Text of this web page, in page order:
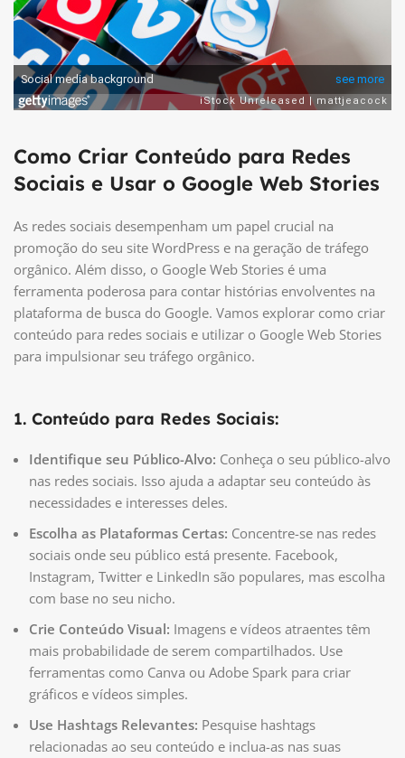
Como Criar Conteúdo para Redes
Sociais e Usar o Google Web Stories
As redes sociais desempenham um papel crucial na
promoção do seu site WordPress e na geração de tráfego
orgânico. Além disso, o Google Web Stories é uma
ferramenta poderosa para contar histórias envolventes na
plataforma de busca do Google. Vamos explorar como criar
conteúdo para redes sociais e utilizar o Google Web Stories
para impulsionar seu tráfego orgânico.
1. Conteúdo para Redes Sociais:
Identifique seu Público-Alvo: Conheça o seu público-alvo
nas redes sociais. Isso ajuda a adaptar seu conteúdo às
necessidades e interesses deles.
Escolha as Plataformas Certas: Concentre-se nas redes
sociais onde seu público está presente. Facebook,
Instagram, Twitter e LinkedIn são populares, mas escolha
com base no seu nicho.
Crie Conteúdo Visual: Imagens e vídeos atraentes têm
mais probabilidade de serem compartilhados. Use
ferramentas como Canva ou Adobe Spark para criar
gráficos e vídeos simples.
Use Hashtags Relevantes: Pesquise hashtags
relacionadas ao seu conteúdo e inclua-as nas suas